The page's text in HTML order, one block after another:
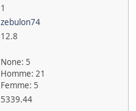
1
zebulon74
12.8
None: 5
Homme: 21
Femme: 5
5339.44